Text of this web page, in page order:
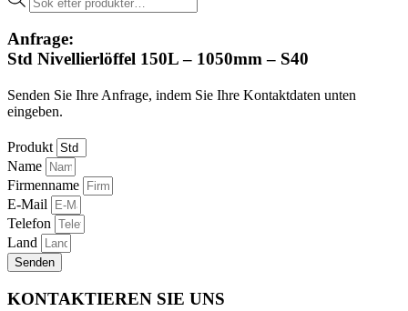
search
Anfrage:
Std Nivellierlöffel 150L – 1050mm – S40
Senden Sie Ihre Anfrage, indem Sie Ihre Kontaktdaten unten
eingeben.
Produkt
Name
Firmenname
E-Mail
Telefon
Land
Senden
KONTAKTIEREN SIE UNS